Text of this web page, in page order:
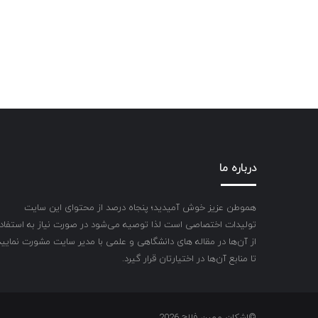
درباره ما
هموطن عزیز خوش آمیدید؛ پنجاه درصد از محتوای این سایت
تولیدات اختصاصی است لذا توصیه می‌شود در صورت نیاز به
از آن‌ها در مقاله های دانشگاهی و علمی با مدیر سایت مشورت
تا منابع آن‌ها در اختیارتان قرار گیرد.